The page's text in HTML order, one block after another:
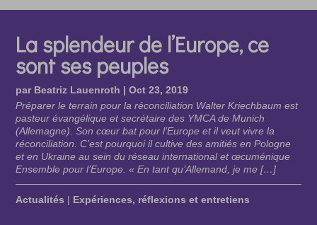
La splendeur de l’Europe, ce
sont ses peuples
par Beatriz Lauenroth |Oct 23, 2019
Préparer le terrain pour la réconciliation Walter Kriechbaum est
pasteur évangélique et secrétaire des YMCA de Munich
(Allemagne). Son cœur bat pour l’Europe et il veut vivre la
réconciliation. C’est pourquoi il cultive des amitiés en Pologne
et en Ukraine au sein du réseau international et œcuménique
Ensemble pour l’Europe. « En tant qu’Allemand, je me […]
Actualités | Expériences, réflexions et entretiens